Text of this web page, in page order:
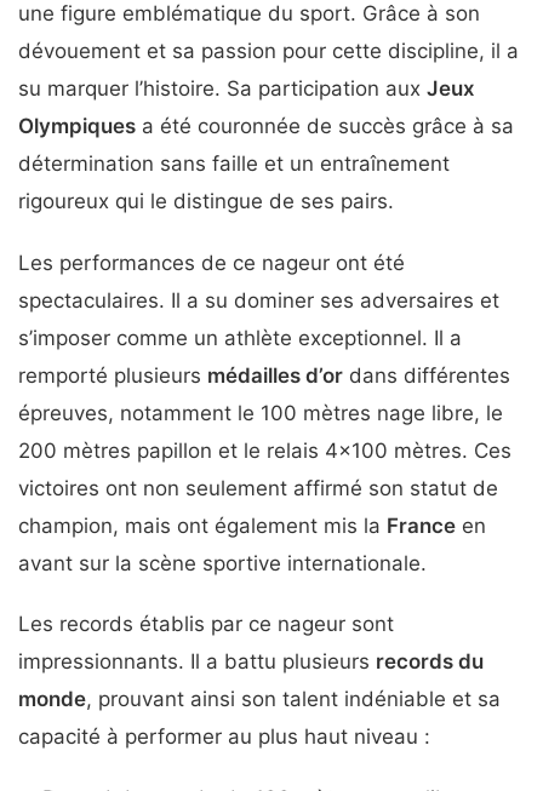
une figure emblématique du sport. Grâce à son
dévouement et sa passion pour cette discipline, il a
su marquer l’histoire. Sa participation aux Jeux
Olympiques a été couronnée de succès grâce à sa
détermination sans faille et un entraînement
rigoureux qui le distingue de ses pairs.
Les performances de ce nageur ont été
spectaculaires. Il a su dominer ses adversaires et
s’imposer comme un athlète exceptionnel. Il a
remporté plusieurs médailles d’or dans différentes
épreuves, notamment le 100 mètres nage libre, le
200 mètres papillon et le relais 4×100 mètres. Ces
victoires ont non seulement affirmé son statut de
champion, mais ont également mis la France en
avant sur la scène sportive internationale.
Les records établis par ce nageur sont
impressionnants. Il a battu plusieurs records du
monde, prouvant ainsi son talent indéniable et sa
capacité à performer au plus haut niveau :